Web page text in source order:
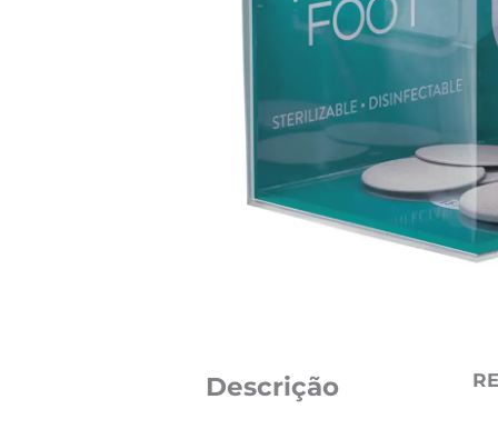
Descrição